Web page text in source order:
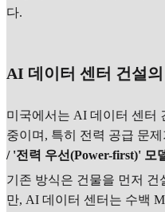
다.
AI 데이터 센터 건설
미국에서는 AI 데이터 센터
중이며, 특히 전력 공급 문
/ '전력 우선(Power-first)' 모
기존 방식은 건물을 먼저 건
만, AI 데이터 센터는 수백